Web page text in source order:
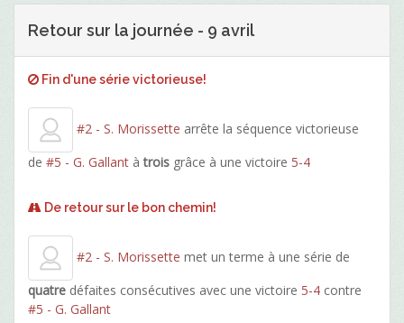
Retour sur la journée - 9 avril
Fin d'une série victorieuse!
#2 - S. Morissette arrête la séquence victorieuse
de #5 - G. Gallant àtrois grâce à une victoire 5-4
De retour sur le bon chemin!
#2 - S. Morissette met un terme à une série de
quatre défaites consécutives avec une victoire 5-4 contre
#5 - G. Gallant